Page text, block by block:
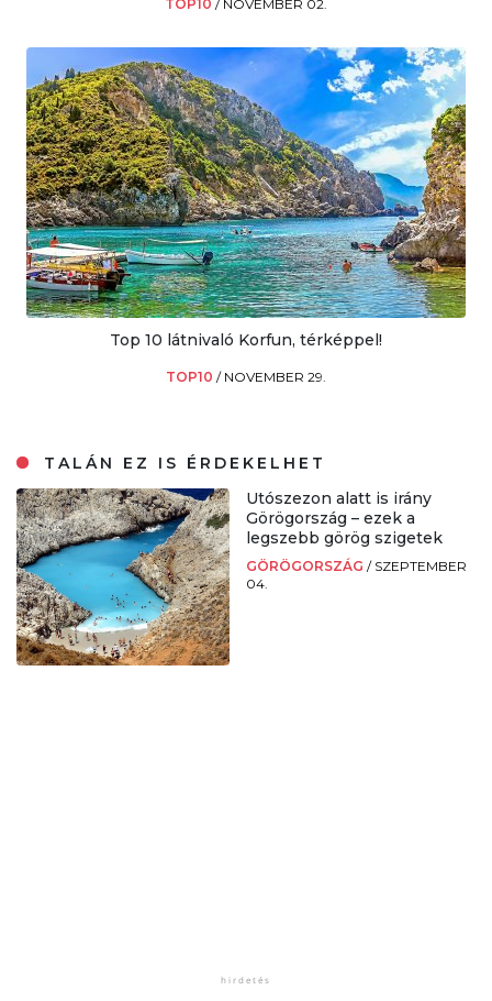
TOP10 / NOVEMBER 02.
Top 10 látnivaló Korfun, térképpel!
TOP10 / NOVEMBER 29.
TALÁN EZ IS ÉRDEKELHET
Utószezon alatt is irány
Görögország – ezek a
legszebb görög szigetek
GÖRÖGORSZÁG / SZEPTEMBER
04.